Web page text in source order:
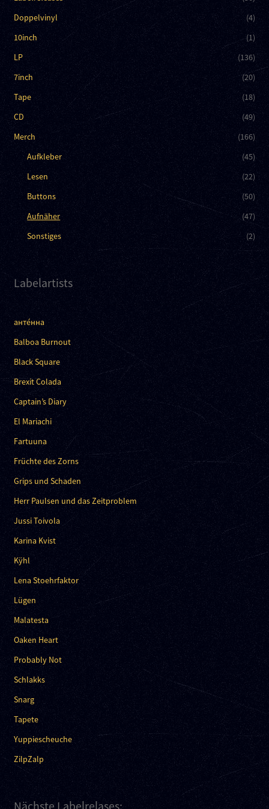
Doppelvinyl
(4)
10inch
(1)
LP
(136)
7inch
(20)
Tape
(18)
CD
(49)
Merch
(166)
Aufkleber
(45)
Lesen
(22)
Buttons
(50)
Aufnäher
(47)
Sonstiges
(2)
Labelartists
анте́нна
Balboa Burnout
Black Square
Brexit Colada
Captain’s Diary
El Mariachi
Fartuuna
Früchte des Zorns
Grips und Schaden
Herr Paulsen und das Zeitproblem
Jussi Toivola
Karina Kvist
Kÿhl
Lena Stoehrfaktor
Lügen
Malatesta
Oaken Heart
Probably Not
Schlakks
Snarg
Tapete
Yuppiescheuche
ZilpZalp
Nächste Labelrelases: